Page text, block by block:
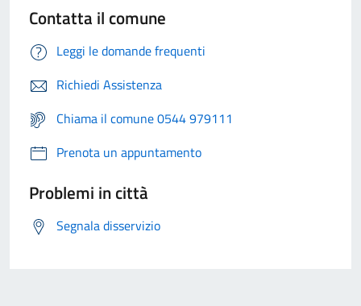
Contatta il comune
Leggi le domande frequenti
Richiedi Assistenza
Chiama il comune 0544 979111
Prenota un appuntamento
Problemi in città
Segnala disservizio